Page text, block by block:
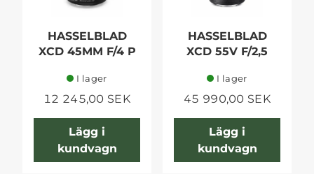
HASSELBLAD
XCD 45MM F/4 P
I lager
12 245,00 SEK
Lägg i
kundvagn
HASSELBLAD
XCD 55V F/2,5
I lager
45 990,00 SEK
Lägg i
kundvagn